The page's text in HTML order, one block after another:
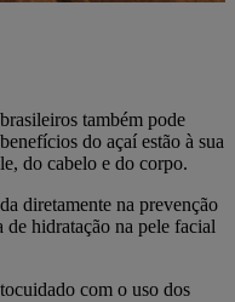
também pode
do açaí estão à sua
do cabelo e do corpo.
diretamente na prevenção
hidratação na pele facial
com o uso dos